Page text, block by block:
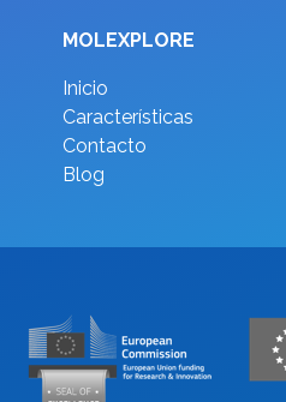
MOLEXPLORE
Inicio
Características
Contacto
Blog